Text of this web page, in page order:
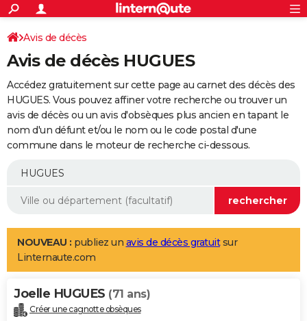
ACTUALITÉS
Politique
Société
Faits Divers
Education
Monde
Villes
+
SPORT
Coupe du monde 2026
Football
Tennis
Cyclisme
Rugby
Forum
Programme TV
TNT
Streaming
Cinéma
Sorties cinéma
Musique
+
FINANCE
Retraite
Epargne
Immobilier
Risques naturels par ville
Banque
Assurance
AUTO
Essais
Réserver un essai
Citadines
Berlines
SUV
Forum auto
+
Mobiles
Meilleur smartphone
Internet
Ordinateurs
Jeux vidéo
Guide high-tech
Aménagement intérieur
LIFESTYLE
Art de vivre
Bien-être
Loisirs
Mode
Modes de vie
Alimentation
Guide de la santé
Maladies
Médicaments
Sommeil
VOYAGE
Avis de décès
Avis de décès HUGUES
Accédez gratuitement sur cette page au carnet des décès des
HUGUES. Vous pouvez affiner votre recherche ou trouver un
avis de décès ou un avis d'obsèques plus ancien en tapant le
nom d'un défunt et/ou le nom ou le code postal d'une
commune dans le moteur de recherche ci-dessous.
NOUVEAU : publiez un avis de décès gratuitsur
Linternaute.com
Joelle HUGUES (71 ans)
Créer une cagnotte obsèques